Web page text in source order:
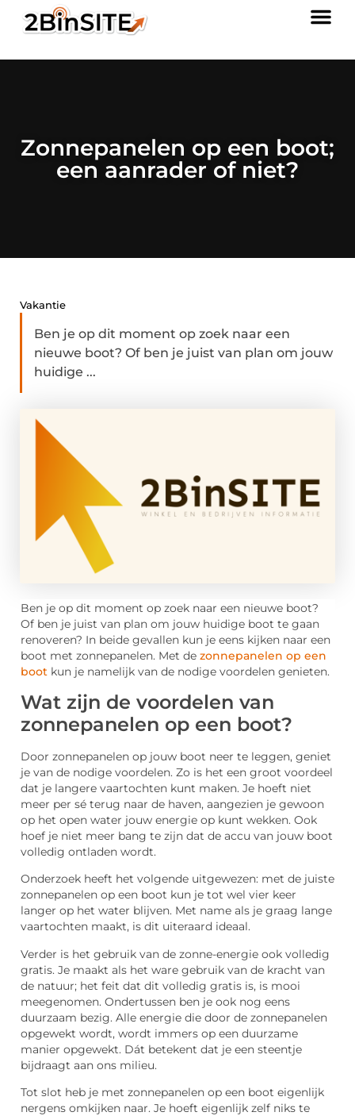
Zonnepanelen op een boot;
een aanrader of niet?
Vakantie
Ben je op dit moment op zoek naar een
nieuwe boot? Of ben je juist van plan om jouw
huidige ...
Ben je op dit moment op zoek naar een nieuwe boot?
Of ben je juist van plan om jouw huidige boot te gaan
renoveren? In beide gevallen kun je eens kijken naar een
boot met zonnepanelen. Met de zonnepanelen op een
boot kun je namelijk van de nodige voordelen genieten.
Wat zijn de voordelen van
zonnepanelen op een boot?
Door zonnepanelen op jouw boot neer te leggen, geniet
je van de nodige voordelen. Zo is het een groot voordeel
dat je langere vaartochten kunt maken. Je hoeft niet
meer per sé terug naar de haven, aangezien je gewoon
op het open water jouw energie op kunt wekken. Ook
hoef je niet meer bang te zijn dat de accu van jouw boot
volledig ontladen wordt.
Onderzoek heeft het volgende uitgewezen: met de juiste
zonnepanelen op een boot kun je tot wel vier keer
langer op het water blijven. Met name als je graag lange
vaartochten maakt, is dit uiteraard ideaal.
Verder is het gebruik van de zonne-energie ook volledig
gratis. Je maakt als het ware gebruik van de kracht van
de natuur; het feit dat dit volledig gratis is, is mooi
meegenomen. Ondertussen ben je ook nog eens
duurzaam bezig. Alle energie die door de zonnepanelen
opgewekt wordt, wordt immers op een duurzame
manier opgewekt. Dát betekent dat je een steentje
bijdraagt aan ons milieu.
Tot slot heb je met zonnepanelen op een boot eigenlijk
nergens omkijken naar. Je hoeft eigenlijk zelf niks te